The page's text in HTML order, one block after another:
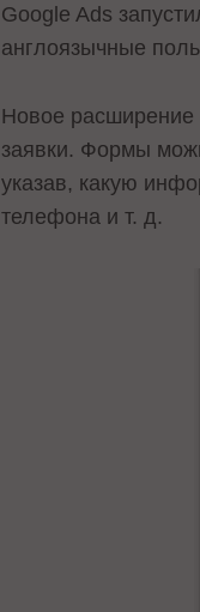
Google Ads
англоязычные
Новое расширение
заявки. Формы
указав, какую
телефона и т. д.